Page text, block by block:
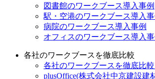
図書館のワークブース導入事例
駅・空港のワークブース導入事
病院のワークブース導入事例
オフィスのワークブース導入事
各社のワークブースを徹底比較
各社のワークブースを徹底比較
plusOffice(株式会社中京建設建